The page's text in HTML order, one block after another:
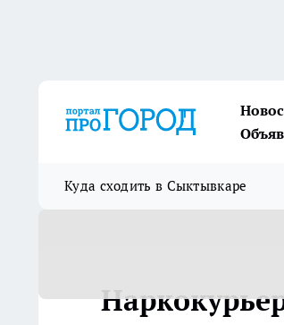
Куда сходить в Сыктывкаре